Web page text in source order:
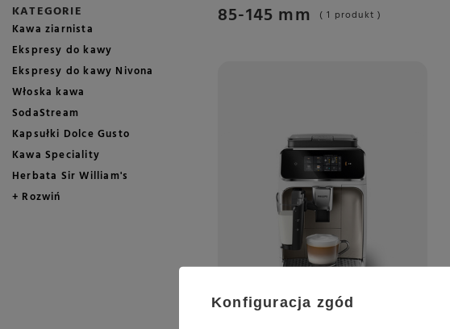
KATEGORIE
Kawa ziarnista
Ekspresy do kawy
Ekspresy do kawy Nivona
Włoska kawa
SodaStream
Kapsułki Dolce Gusto
Kawa Speciality
Herbata Sir William's
+ Rozwiń
85-145 mm ( 1 produkt )
Konfiguracja zgód